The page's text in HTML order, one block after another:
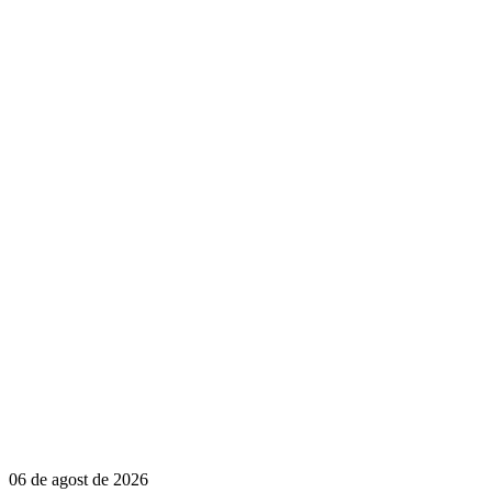
06 de agost de 2026